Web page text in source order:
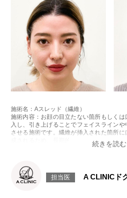
施術名：Aスレッド（繊維）
施術内容：お顔の目立たない箇所もしく
入し、引き上げることでフェイスライン
させる施術です。繊維が挿入された箇所
成されるため、長期的な美肌効果、肌質
みの予防効果が期待できます。
とがございます。また、稀ではあります
のよれ、繊維の突出などが生じることが
担当医 A CLINICド